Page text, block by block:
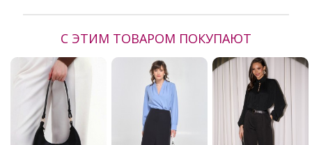
Зима, Круглогодичный, Лето,
Производитель:
Priz
С ЭТИМ ТОВАРОМ ПОКУПАЮТ